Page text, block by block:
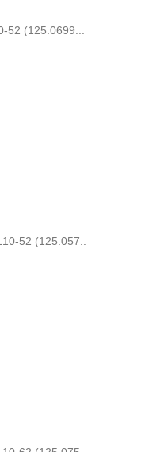
52 (125.0699...
52 (125.057..